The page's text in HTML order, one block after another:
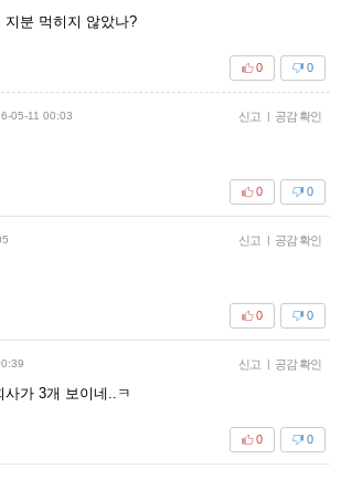
지분 먹히지 않았나?
0
0
05-11 00:03 신고 | 공감 확인
0
0
신고 | 공감 확인
0
0
신고 | 공감 확인
가 3개 보이네..ㅋ
0
0